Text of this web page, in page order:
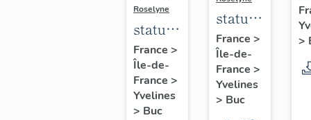
Roselyne
statue :
Vierge
à
l'Enfant
(n°2)
France >
Île-de-
France >
Yvelines
> Buc
statue :
Vierge
à
l'Enfant
(n°1)
France >
Île-de-
France >
Yvelines
> Buc
>